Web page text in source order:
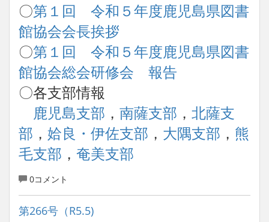
〇第１回 令和５年度鹿児島県図書
館協会会長挨拶
〇第１回 令和５年度鹿児島県図書
館協会総会研修会 報告
〇各支部情報
鹿児島支部 ， 南薩支部 ， 北薩支
部 ， 姶良・伊佐支部 ， 大隅支部 ， 熊
毛支部 ， 奄美支部
0コメント
第266号（R5.5)